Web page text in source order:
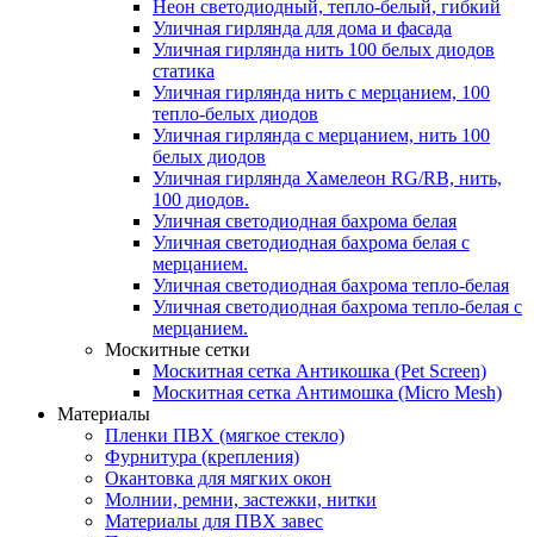
Неон светодиодный, тепло-белый, гибкий
Уличная гирлянда для дома и фасада
Уличная гирлянда нить 100 белых диодов
статика
Уличная гирлянда нить с мерцанием, 100
тепло-белых диодов
Уличная гирлянда с мерцанием, нить 100
белых диодов
Уличная гирлянда Хамелеон RG/RB, нить,
100 диодов.
Уличная светодиодная бахрома белая
Уличная светодиодная бахрома белая с
мерцанием.
Уличная светодиодная бахрома тепло-белая
Уличная светодиодная бахрома тепло-белая с
мерцанием.
Москитные сетки
Москитная сетка Антикошка (Pet Screen)
Москитная сетка Антимошка (Micro Mesh)
Материалы
Пленки ПВХ (мягкое стекло)
Фурнитура (крепления)
Окантовка для мягких окон
Молнии, ремни, застежки, нитки
Материалы для ПВХ завес